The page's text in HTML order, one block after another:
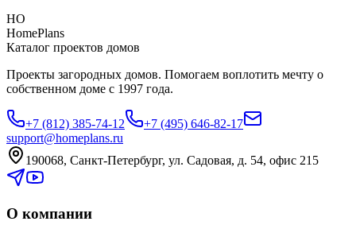
HO
HomePlans
Каталог проектов домов
Проекты загородных домов. Помогаем воплотить мечту о
собственном доме с 1997 года.
+7 (812) 385-74-12
+7 (495) 646-82-17
support@homeplans.ru
190068, Санкт-Петербург, ул. Садовая, д. 54, офис 215
О компании